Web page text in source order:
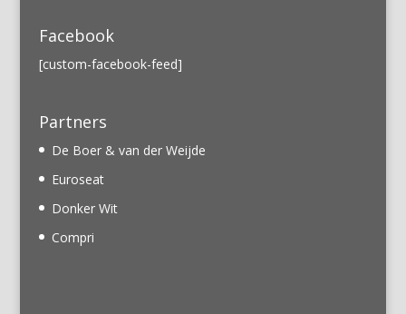
Facebook
[custom-facebook-feed]
Partners
De Boer & van der Weijde
Euroseat
Donker Wit
Compri